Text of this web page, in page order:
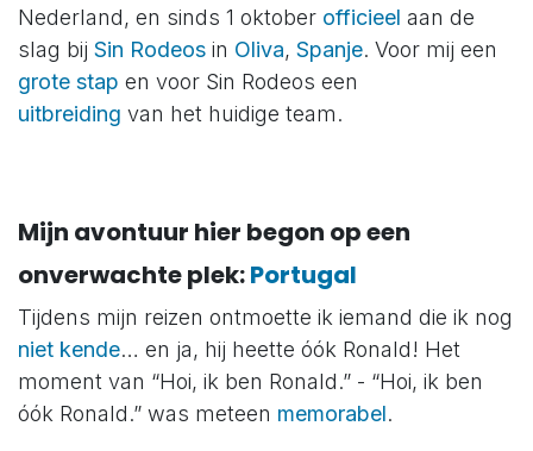
Nederland, en sinds 1 oktober officieel aan de
slag bij Sin Rodeos in Oliva, Spanje. Voor mij een
grote stap en voor Sin Rodeos een
uitbreiding van het huidige team.
Mijn avontuur hier begon op een
onverwachte plek:Portugal
Tijdens mijn reizen ontmoette ik iemand die ik nog
niet kende… en ja, hij heette óók Ronald! Het
moment van “Hoi, ik ben Ronald.” - “Hoi, ik ben
óók Ronald.” was meteen memorabel.